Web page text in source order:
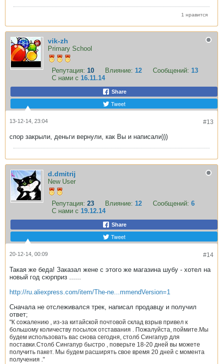
1 нравится
vik-zh
Primary School
Репутация: 10 Влияние: 12 Сообщений: 13
С нами с 16.11.14
Share
Tweet
#13
13-12-14, 23:04
спор закрыли, деньги вернули, как Вы и написали)))
d.dmitrij
New User
Репутация: 23 Влияние: 12 Сообщений: 6
С нами с 19.12.14
Share
Tweet
#14
20-12-14, 00:09
Такая же беда! Заказал жене с этого же магазина шубу - хотел на
новый год сюрприз ......
http://ru.aliexpress.com/item/The-ne...mmendVersion=1
Сначала не отслеживался трек, написал продавцу и получил
ответ;
"К сожалению , из-за китайской почтовой склад взрыв привел к
большому количеству посылок отставания . Пожалуйста, поймите.Мы
будем использовать вас снова сегодня, столб Сингапур для
поставки.Столб Сингапур быстро , поверьте 18-20 дней вы можете
получить пакет. Мы будем расширять свое время 20 дней с момента
получения ."